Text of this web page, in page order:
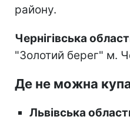
району.
Чернігівська
"Золотий берег" м.
Де не можна
Львівська